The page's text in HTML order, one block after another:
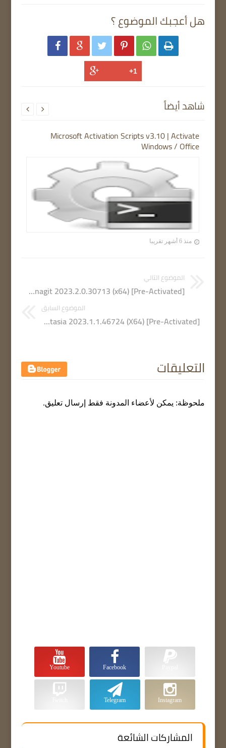
هل أعجبك الموضوع ؟
     
شاهد أيضاً
Microsoft Activation Scripts v3.10 | Activate
Windows / Office
منذ 6 أشهر تقريبا
 
الموضوع التالي
TechSmith Snagit 2023.2.0.30713 (x64) [Pre-Activated]
الموضوع السابق
Camtasia 2023.1.1.46724 (X64) [Pre-Activated]
التعليقات
ملحوظة: يمكن لأعضاء المدونة فقط إرسال تعليق.
Facebook
Youtube
Instagram
Telegram
المشاركات الشائعة